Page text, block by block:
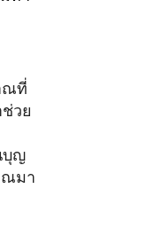
ณที่
ช่วย
บุญ
ณมา